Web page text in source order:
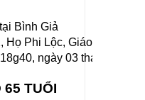
Bình Giả
Họ Phi Lộc, Giáo xứ Vinh
ngày 03 tháng 12
65 TUỔI